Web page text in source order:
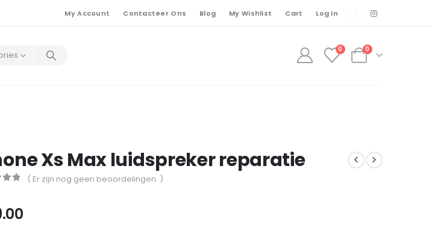
My Account Contacteer Ons Blog My Wishlist Cart Log In
0 0
Xs Max luidspreker reparatie
( Er zijn nog geen beoordelingen. )